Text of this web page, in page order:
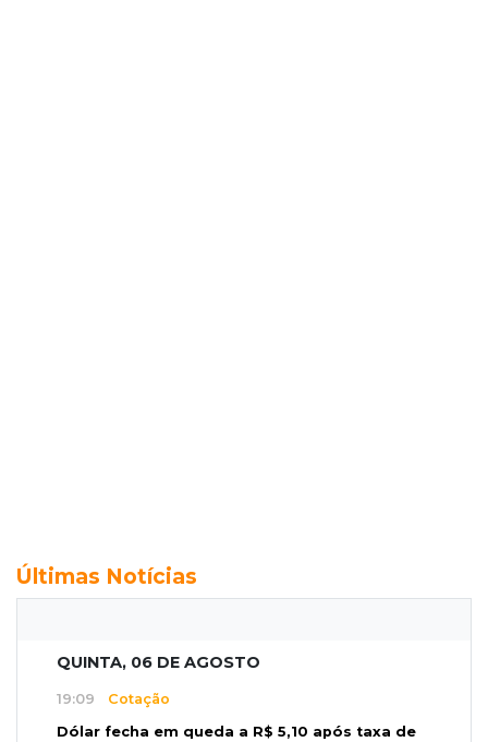
Últimas Notícias
QUINTA, 06 DE AGOSTO
19:09 Cotação
Dólar fecha em queda a R$ 5,10 após taxa de